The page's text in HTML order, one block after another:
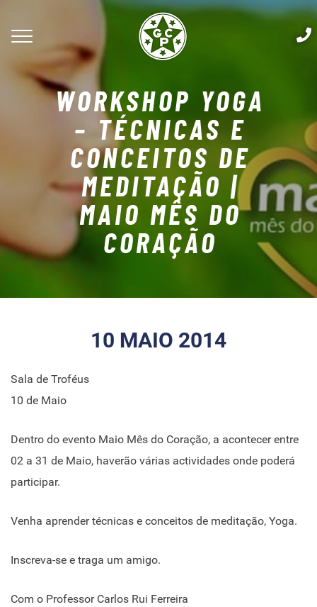
WORKSHOP YOGA
– TÉCNICAS E
CONCEITOS DE
MEDITAÇÃO |
MAIO MÊS DO
CORAÇÃO
10 MAIO 2014
Sala de Troféus
10 de Maio
Dentro do evento Maio Mês do Coração, a acontecer entre
02 a 31 de Maio, haverão várias actividades onde poderá
participar.
Venha aprender técnicas e conceitos de meditação, Yoga.
Inscreva-se e traga um amigo.
Com o Professor Carlos Rui Ferreira